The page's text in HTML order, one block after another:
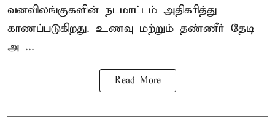
வனவிலங்குகளின் நடமாட்டம் அதிகரித்து
காணப்படுகிறது. உணவு மற்றும் தண்ணீர் தேடி
அ ...
Read More